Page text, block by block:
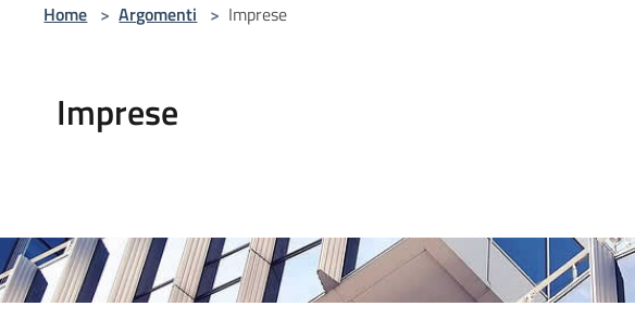
Home > Argomenti > Imprese
Imprese